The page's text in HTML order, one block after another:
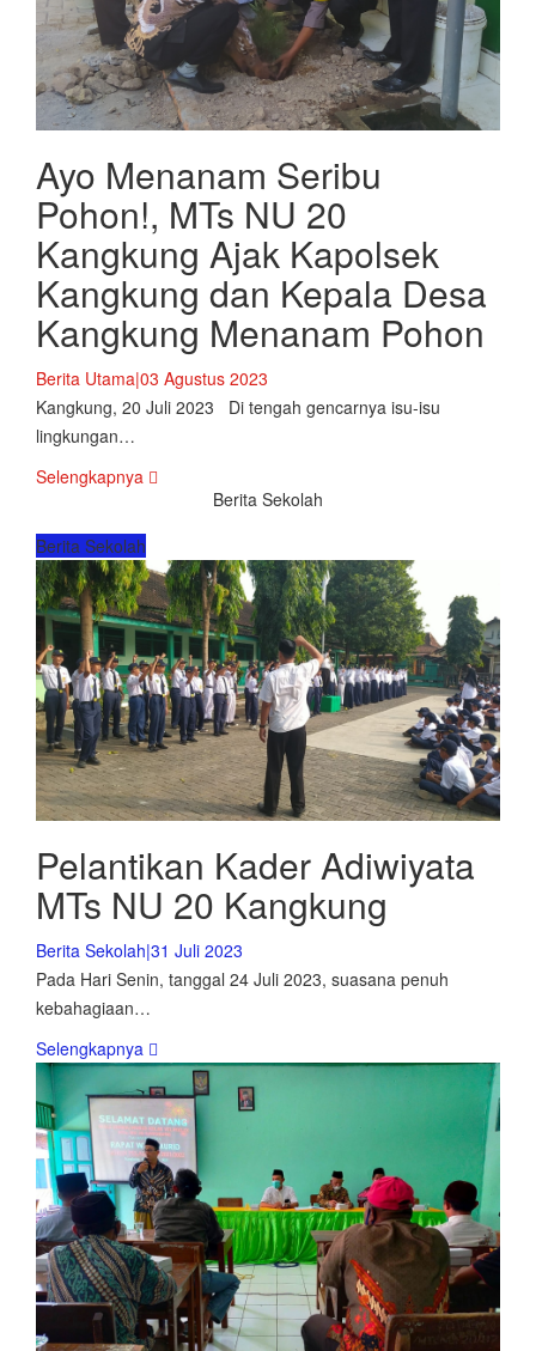
Ayo Menanam Seribu
Pohon!, MTs NU 20
Kangkung Ajak Kapolsek
Kangkung dan Kepala Desa
Kangkung Menanam Pohon
Berita Utama|03 Agustus 2023
Kangkung, 20 Juli 2023 Di tengah gencarnya isu-isu
lingkungan…
Selengkapnya
Berita Sekolah
Berita Sekolah
Pelantikan Kader Adiwiyata
MTs NU 20 Kangkung
Berita Sekolah|31 Juli 2023
Pada Hari Senin, tanggal 24 Juli 2023, suasana penuh
kebahagiaan…
Selengkapnya